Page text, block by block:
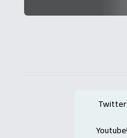
Twitter
Youtube